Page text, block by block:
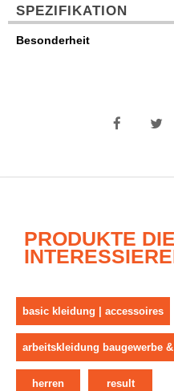
SPEZIFIKATION
Besonderheit
PRODUKTE
basic kleidung | accessoires
arbeitskleidung baugewerbe
herren result